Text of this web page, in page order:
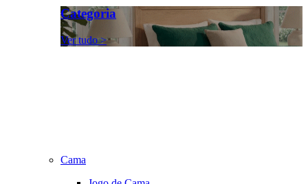
Categoria
Ver tudo >
Cama